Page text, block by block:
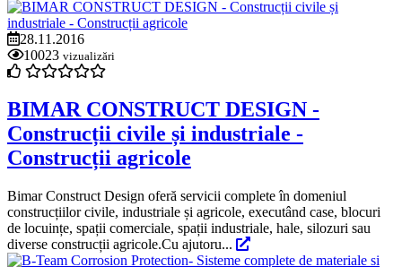
28.11.2016
10023 vizualizări
BIMAR CONSTRUCT DESIGN -
Construcții civile și industriale -
Construcții agricole
Bimar Construct Design oferă servicii complete în domeniul
construcțiilor civile, industriale și agricole, executând case, blocuri
de locuințe, spații comerciale, spații industriale, hale, silozuri sau
diverse construcții agricole.Cu ajutoru...